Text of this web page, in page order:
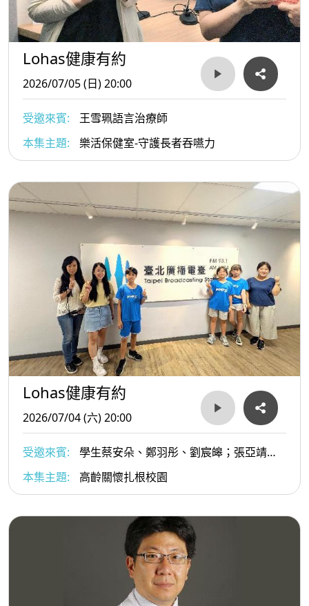
Lohas健康有約
2026/07/05 (日) 20:00
受邀來賓:
王雪珮語言治療師
本集主題:
樂活保健室-守護長者吞嚥力
Lohas健康有約
2026/07/04 (六) 20:00
受邀來賓:
學生蔡安朵、鄭羽彤、劉宸皞；張亞靖老
師；王雪珮語言治療師
本集主題: 高齡關懷扎根校園